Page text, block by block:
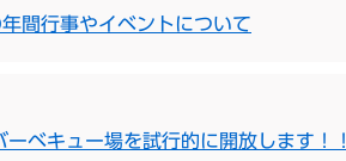
間行事やイベントについて
ベキュー場を試行的に開放します！！